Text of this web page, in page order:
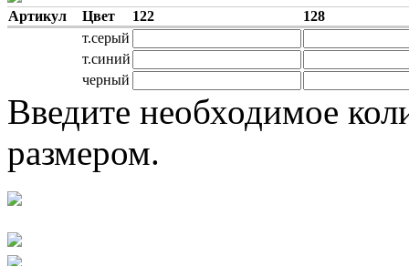
Артикул Цвет 122
128
т.серый
т.синий
черный
Введите необходимое
размером.